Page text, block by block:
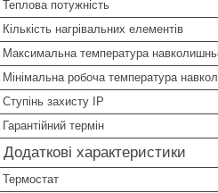
Теплова потужність
Кількість нагрівальних елементів
Максимальна температура
Мінімальна робоча температура
Ступінь захисту IP
Гарантійний термін
Додаткові характеристики
Термостат